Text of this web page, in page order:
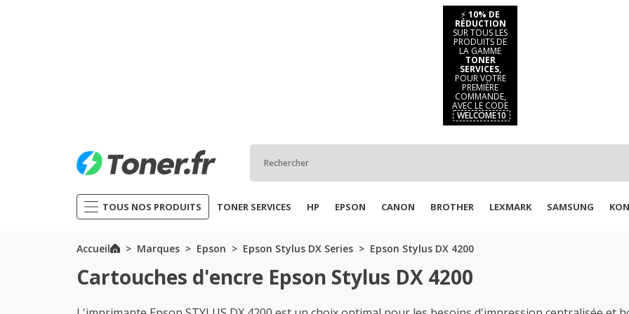
⚡ 10% DE
RÉDUCTION
SUR TOUS LES
PRODUITS DE
LA GAMME
TONER
SERVICES,
POUR VOTRE
PREMIÈRE
COMMANDE,
AVEC LE CODE
WELCOME10
TOUS NOS PRODUITS TONER SERVICES HP EPSON CANON BROTHER LEXMARK SAMSUNG
Accueil Marques Epson Epson Stylus DX Series Epson Stylus DX 4200
Cartouches d'encre Epson Stylus DX 4200